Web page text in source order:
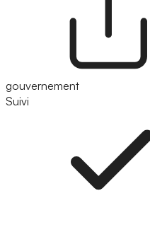
gouvernement
Suivi